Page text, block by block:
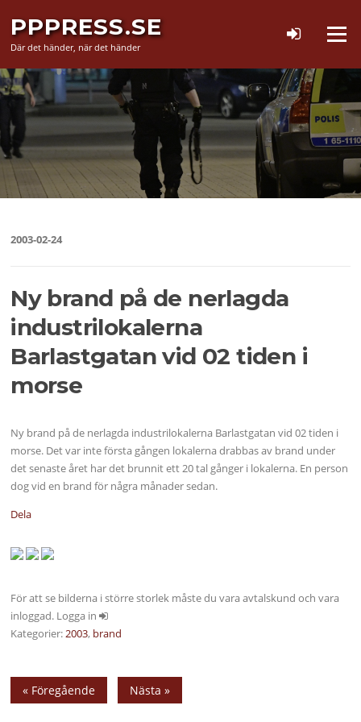
innehåll
PPPRESS.SE
Där det händer, när det händer
Meny
2003-02-24
Ny brand på de nerlagda
industrilokalerna
Barlastgatan vid 02 tiden i
morse
Ny brand på de nerlagda industrilokalerna Barlastgatan vid 02 tiden i
morse. Det var inte första gången lokalerna drabbas av brand under
det senaste året har det brunnit ett 20 tal gånger i lokalerna. En person
dog vid en brand för några månader sedan.
Dela
För att se bilderna i större storlek måste du vara avtalskund och vara
inloggad. Logga in
Kategorier:2003, brand
« Föregående Nästa »